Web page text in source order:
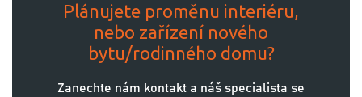
Plánujete proměnu interiéru,
nebo zařízení nového
bytu/rodinného domu?
Zanechte nám kontakt a náš specialista se